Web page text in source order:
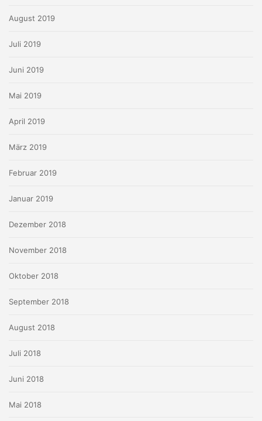
August 2019
Juli 2019
Juni 2019
Mai 2019
April 2019
März 2019
Februar 2019
Januar 2019
Dezember 2018
November 2018
Oktober 2018
September 2018
August 2018
Juli 2018
Juni 2018
Mai 2018